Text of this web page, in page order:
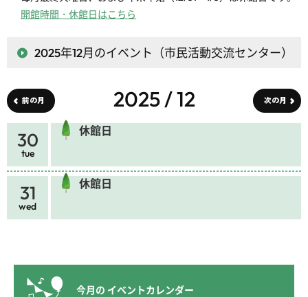
開館時間・休館日はこちら
2025年12月のイベント（市民活動交流センター）
前の月 2025 / 12 次の月
30
tue
休館日
31
wed
休館日
今月の イベントカレンダー